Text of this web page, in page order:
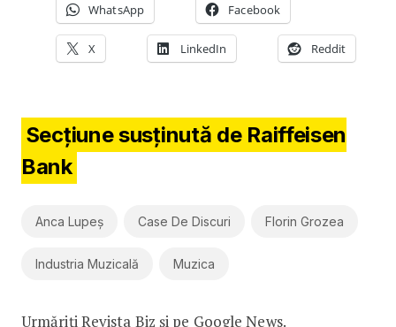
WhatsApp Facebook
X LinkedIn Reddit
Secțiune susținută de Raiffeisen
Bank
Anca Lupeș Case De Discuri Florin Grozea
Industria Muzicală Muzica
Urmăriți Revista Biz și pe Google News.